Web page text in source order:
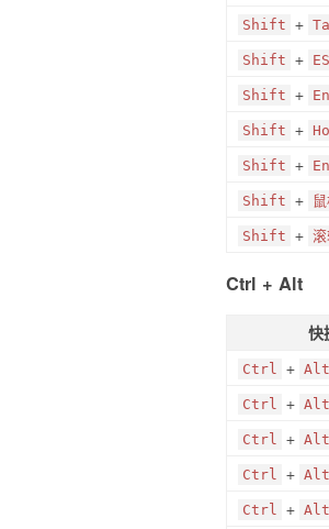
Shift +
Shift +
Shift +
Shift +
Shift +
Shift +
Shift +
Ctrl + Alt
快
Ctrl + Alt
Ctrl + Alt
Ctrl + Alt
Ctrl + Alt
Ctrl + Alt